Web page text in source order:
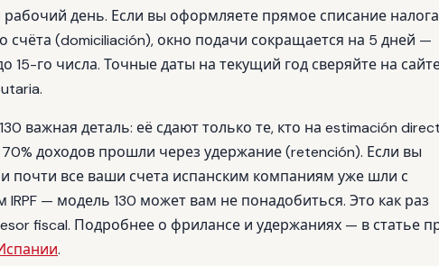
день. Если вы оформляете прямое списание
счёта (domiciliación), окно подачи сокращается на 5 дней —
15-го числа. Точные даты на текущий год сверяйте на
важная деталь: её сдают только те, кто на estimación
доходов прошли через удержание (retención). Если вы
почти все ваши счета испанским компаниям уже шли с
IRPF — модель 130 может вам не понадобиться. Это как раз
fiscal. Подробнее о фрилансе и удержаниях — в статье
.